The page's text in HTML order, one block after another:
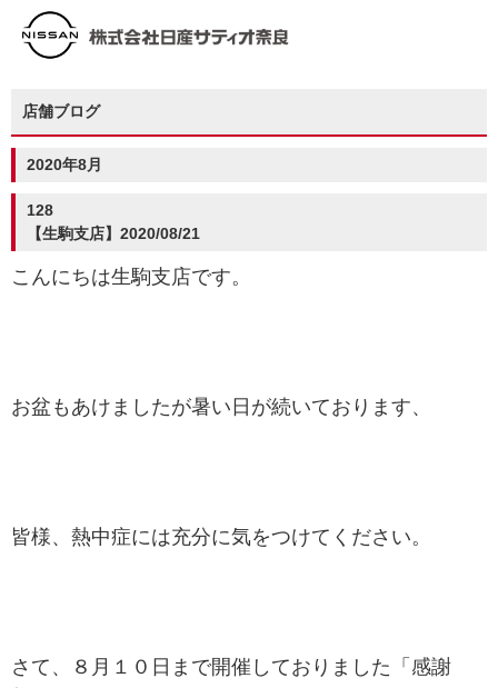
店舗ブログ
2020年8月
128
【生駒支店】2020/08/21
こんにちは生駒支店です。
お盆もあけましたが暑い日が続いております、
皆様、熱中症には充分に気をつけてください。
さて、８月１０日まで開催しておりました「感謝